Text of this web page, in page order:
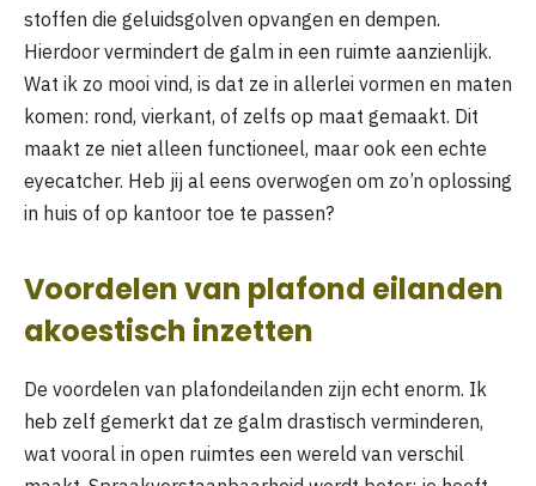
stoffen die geluidsgolven opvangen en dempen.
Hierdoor vermindert de galm in een ruimte aanzienlijk.
Wat ik zo mooi vind, is dat ze in allerlei vormen en maten
komen: rond, vierkant, of zelfs op maat gemaakt. Dit
maakt ze niet alleen functioneel, maar ook een echte
eyecatcher. Heb jij al eens overwogen om zo’n oplossing
in huis of op kantoor toe te passen?
Voordelen van plafond eilanden
akoestisch inzetten
De voordelen van plafondeilanden zijn echt enorm. Ik
heb zelf gemerkt dat ze galm drastisch verminderen,
wat vooral in open ruimtes een wereld van verschil